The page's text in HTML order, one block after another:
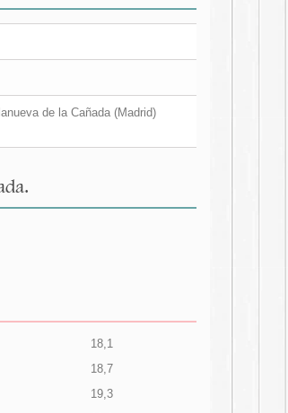
de la Cañada (Madrid)
18,1
18,7
19,3